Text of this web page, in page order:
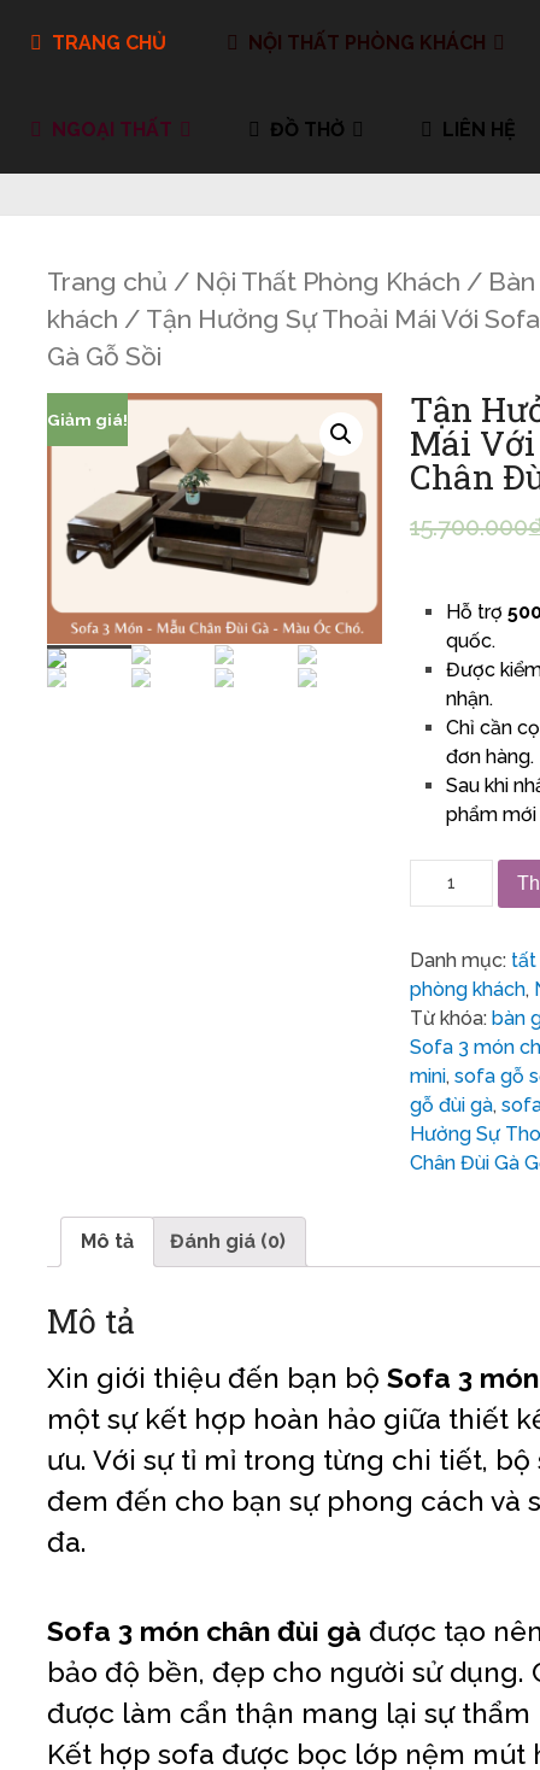
TRANG CHỦ NỘI THẤT PHÒNG KHÁCH
NGOẠI THẤT ĐỒ THỜ LIÊN HỆ
Trang chủ / Nội Thất Phòng Khách /
khách / Tận Hưởng Sự Thoải Mái Với
Gà Gỗ Sồi
Giảm giá! Tận
Mái Với
Chân
15.700.000
Hỗ trợ
quốc.
Được
nhận.
Chỉ cần
đơn hàng.
Sau khi
phẩm
Danh mục: tất
phòng khách,
Từ khóa: bàn
Sofa 3 món
mini, sofa gỗ
gỗ đùi gà,
Hưởng Sự
Chân Đùi Gà
Mô tả Đánh giá (0)
Mô tả
Xin giới thiệu đến bạn bộ Sofa 3
một sự kết hợp hoàn hảo giữa thiết
ưu. Với sự tỉ mỉ trong từng chi tiết, bộ
đem đến cho bạn sự phong cách và
đa.
Sofa 3 món chân đùi gà được tạo
bảo độ bền, đẹp cho người sử dụng.
được làm cẩn thận mang lại sự thẩm
Kết hợp sofa được bọc lớp nệm mút